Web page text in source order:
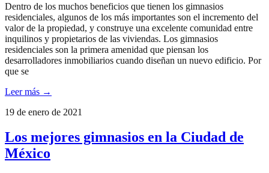
Dentro de los muchos beneficios que tienen los gimnasios
residenciales, algunos de los más importantes son el incremento del
valor de la propiedad, y construye una excelente comunidad entre
inquilinos y propietarios de las viviendas. Los gimnasios
residenciales son la primera amenidad que piensan los
desarrolladores inmobiliarios cuando diseñan un nuevo edificio. Por
que se
Leer más →
19 de enero de 2021
Los mejores gimnasios en la Ciudad de
México